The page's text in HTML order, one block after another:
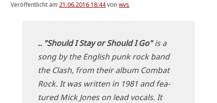
Veröffentlicht am 21.06.2016 18:44vonwvs
.. "Should I Stay or Should I Go"is a
song by the Eng­lish punk rock band
the Clash, from their album Com­bat
Rock. It was writ­ten in 1981 and fea­
tured Mick Jones on lead vocals. It